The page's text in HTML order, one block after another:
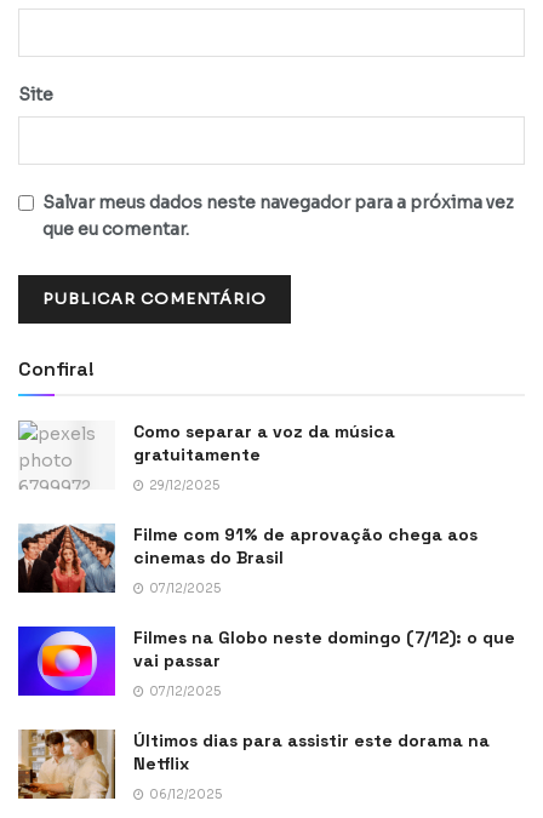
Site
Salvar meus dados neste navegador para a próxima vez
que eu comentar.
Confira!
Como separar a voz da música
gratuitamente
29/12/2025
Filme com 91% de aprovação chega aos
cinemas do Brasil
07/12/2025
Filmes na Globo neste domingo (7/12): o que
vai passar
07/12/2025
Últimos dias para assistir este dorama na
Netflix
06/12/2025